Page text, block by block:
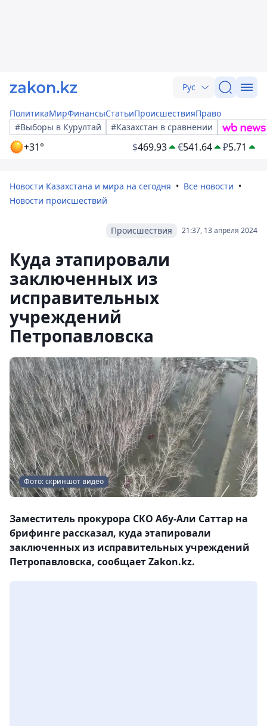
Рус
ПолитикаМирФинансыСтатьиПроисшествияПраво
#Выборы в Курултай
#Казахстан в сравнении
+31° $469.93 €541.64 ₽5.71
Новости Казахстана и мира на сегодня
Все новости
Новости происшествий
21:37, 13 апреля 2024
Происшествия
Куда этапировали
заключенных из
исправительных
учреждений
Петропавловска
Фото: скриншот видео
Заместитель прокурора СКО Абу-Али Саттар на
брифинге рассказал, куда этапировали
заключенных из исправительных учреждений
Петропавловска, сообщает Zakon.kz.